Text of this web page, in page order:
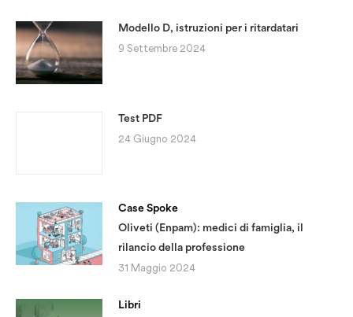
Modello D, istruzioni per i ritardatari
9 Settembre 2024
Test PDF
24 Giugno 2024
Case Spoke
Oliveti (Enpam): medici di famiglia, il
rilancio della professione
31 Maggio 2024
Libri